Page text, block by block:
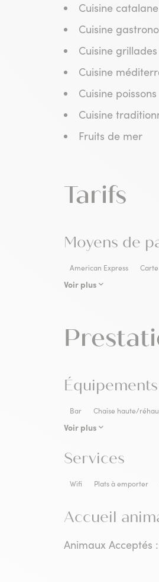
Cuisine catalane
Cuisine
Cuisine grillades
Cuisine
Cuisine poissons
Cuisine
Fruits de mer
Tarifs
Moyens de
American Express
Voir plus
Équipements
Bar Chaise haute/
Voir plus
Services
Wifi Plats à emporter
Accueil
Animaux Acceptés